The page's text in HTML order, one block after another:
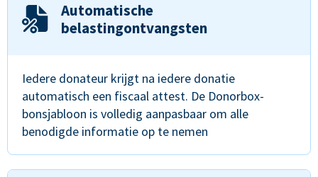
Automatische
belastingontvangsten
Iedere donateur krijgt na iedere donatie
automatisch een fiscaal attest. De Donorbox-
bonsjabloon is volledig aanpasbaar om alle
benodigde informatie op te nemen